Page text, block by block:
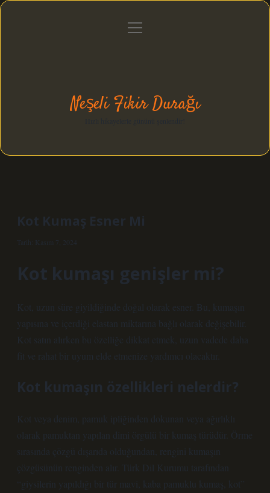
Gizlilik Politikası
menüyü
Neşeli Fikir Durağı
Kot Kumaş Esner Mi
Tarih: Kasım 7, 2024
Kot kumaşı genişler mi?
Kot, uzun süre giyildiğinde doğal olarak esner. Bu, kumaşın
yapısına ve içerdiği elastan miktarına bağlı olarak değişebilir.
Kot satın alırken bu özelliğe dikkat etmek, uzun vadede daha
fit ve rahat bir uyum elde etmenize yardımcı olacaktır.
Kot kumaşın özellikleri nelerdir?
Kot veya denim, pamuk ipliğinden dokunan veya ağırlıklı
olarak pamuktan yapılan dimi örgülü bir kumaş türüdür. Örme
sırasında çözgü dışarıda olduğundan, rengini kumaşın
çözgüsünün renginden alır. Türk Dil Kurumu tarafından
“giysilerin yapıldığı bir tür mavi, kaba pamuklu kumaş, kot”